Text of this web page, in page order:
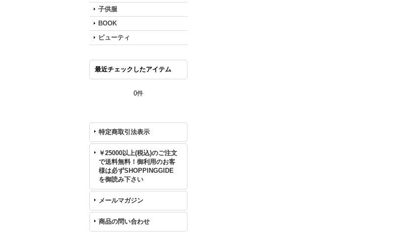
子供服
BOOK
ビューティ
最近チェックしたアイテム
0件
特定商取引法表示
￥25000以上(税込)のご注文
で送料無料！御利用のお客
様は必ずSHOPPINGGIDE
を御読み下さい
メールマガジン
商品の問い合わせ